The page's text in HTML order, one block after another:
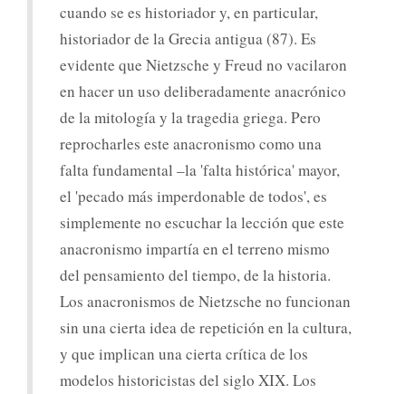
cuando se es historiador y, en particular,
historiador de la Grecia antigua (87). Es
evidente que Nietzsche y Freud no vacilaron
en hacer un uso deliberadamente anacrónico
de la mitología y la tragedia griega. Pero
reprocharles este anacronismo como una
falta fundamental –la 'falta histórica' mayor,
el 'pecado más imperdonable de todos', es
simplemente no escuchar la lección que este
anacronismo impartía en el terreno mismo
del pensamiento del tiempo, de la historia.
Los anacronismos de Nietzsche no funcionan
sin una cierta idea de repetición en la cultura,
y que implican una cierta crítica de los
modelos historicistas del siglo XIX. Los